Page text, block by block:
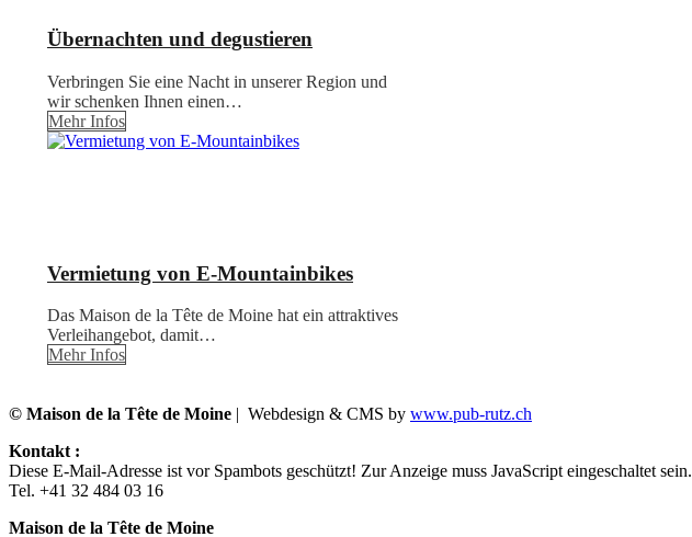
Übernachten und degustieren
Verbringen Sie eine Nacht in unserer Region und
wir schenken Ihnen einen…
Mehr Infos
Vermietung von E-Mountainbikes
Das Maison de la Tête de Moine hat ein attraktives
Verleihangebot, damit…
Mehr Infos
© Maison de la Tête de Moine | Webdesign & CMS by www.pub-rutz.ch
Kontakt :
Diese E-Mail-Adresse ist vor Spambots geschützt! Zur Anzeige muss JavaScript eingeschaltet sein.
Tel. +41 32 484 03 16
Maison de la Tête de Moine